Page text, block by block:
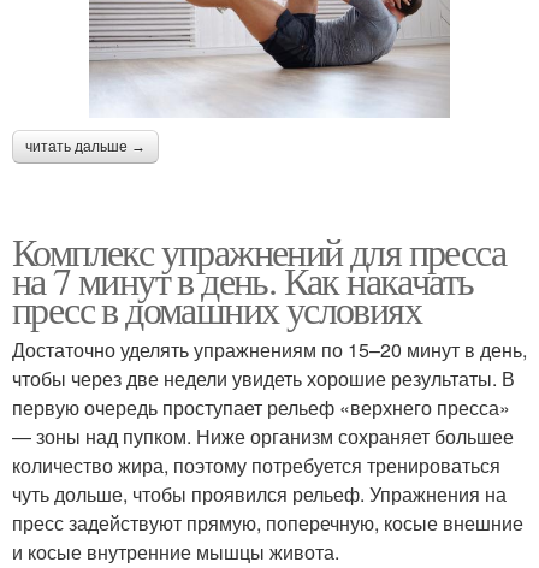
читать дальше →
Комплекс упражнений для пресса
на 7 минут в день. Как накачать
пресс в домашних условиях
Достаточно уделять упражнениям по 15–20 минут в день,
чтобы через две недели увидеть хорошие результаты. В
первую очередь проступает рельеф «верхнего пресса»
— зоны над пупком. Ниже организм сохраняет большее
количество жира, поэтому потребуется тренироваться
чуть дольше, чтобы проявился рельеф. Упражнения на
пресс задействуют прямую, поперечную, косые внешние
и косые внутренние мышцы живота.